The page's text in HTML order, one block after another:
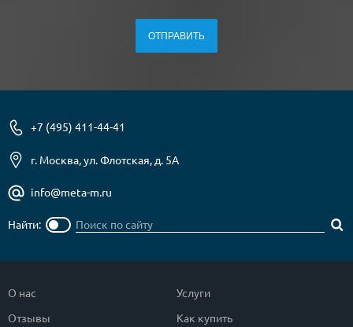
+7 (495) 411-44-41
г. Москва, ул. Флотская, д. 5А
info@meta-m.ru
Найти:
О нас
Отзывы
Услуги
Как купить